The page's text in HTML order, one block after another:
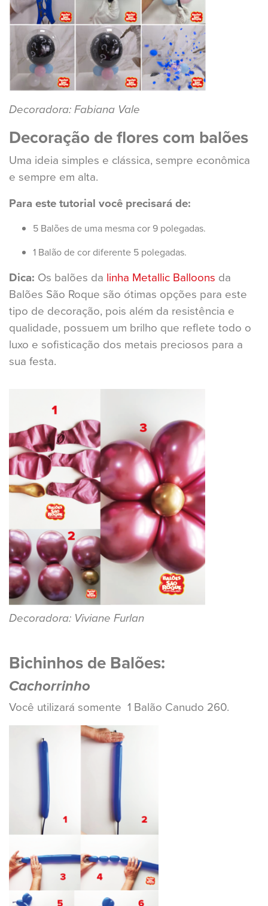
Decoradora: Fabiana Vale
Decoração de flores com balões
Uma ideia simples e clássica, sempre econômica
e sempre em alta.
Para este tutorial você precisará de:
5 Balões de uma mesma cor 9 polegadas.
1 Balão de cor diferente 5 polegadas.
Dica: Os balões da linha Metallic Balloons da
Balões São Roque são ótimas opções para este
tipo de decoração, pois além da resistência e
qualidade, possuem um brilho que reflete todo o
luxo e sofisticação dos metais preciosos para a
sua festa.
Decoradora: Viviane Furlan
Bichinhos de Balões:
Cachorrinho
Você utilizará somente 1 Balão Canudo 260.